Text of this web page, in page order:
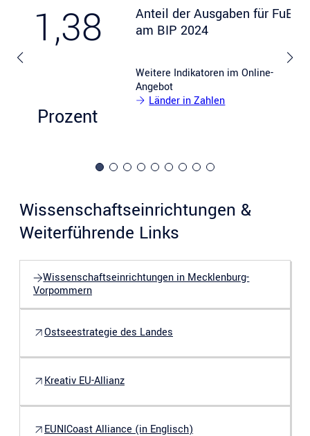
1,38
Prozent
Anteil der Ausgaben für FuE
am BIP 2024
Weitere Indikatoren im Online-
Angebot
Länder in Zahlen
Wissenschaftseinrichtungen &
Weiterführende Links
Wissenschaftseinrichtungen in Mecklenburg-
Vorpommern
Ostseestrategie des Landes
Kreativ EU-Allianz
EUNICoast Alliance (in Englisch)